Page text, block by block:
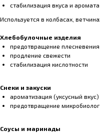
стабилизация вкуса и аромата
Используется в колбасах,
Хлебобулочные изделия
предотвращение плесневения
продление свежести
стабилизация кислотности
Снеки и закуски
ароматизация (уксусный вкус)
предотвращение
Соусы и маринады